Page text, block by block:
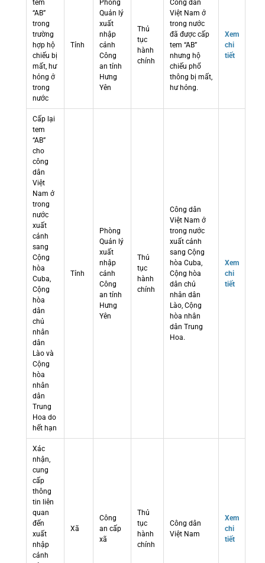
tem
“AB”
trong
trường
hợp hộ
chiếu bị
mất, hư
hỏng ở
trong
nước
Tỉnh
Phòng
Quản lý
xuất
nhập
cảnh
Công
an tỉnh
Hưng
Yên
Thủ
tục
hành
chính
Công dân
Việt Nam ở
trong nước
đã được cấp
tem “AB”
nhưng hộ
chiếu phổ
thông bị mất,
hư hỏng.
Xem
chi
tiết
Cấp lại
tem
“AB”
cho
công
dân
Việt
Nam ở
trong
nước
xuất
cảnh
sang
Cộng
hòa
Cuba,
Cộng
hòa
dân
chủ
nhân
dân
Lào và
Cộng
hòa
nhân
dân
Trung
Hoa do
hết hạn
Tỉnh
Phòng
Quản lý
xuất
nhập
cảnh
Công
an tỉnh
Hưng
Yên
Thủ
tục
hành
chính
Công dân
Việt Nam ở
trong nước
xuất cảnh
sang Cộng
hòa Cuba,
Cộng hòa
dân chủ
nhân dân
Lào, Cộng
hòa nhân
dân Trung
Hoa.
Xem
chi
tiết
Xác
nhận,
cung
cấp
thông
tin liên
quan
đến
xuất
nhập
cảnh
Xã
Công
an cấp
xã
Thủ
tục
hành
chính
Công dân
Việt Nam
Xem
chi
tiết